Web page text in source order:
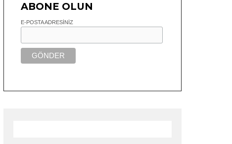
ABONE OLUN
E-POSTA ADRESINIZ